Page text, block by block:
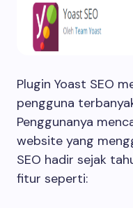
Plugin Yoast SEO
pengguna
Penggunanya
website yang
SEO hadir sejak
fitur seperti: